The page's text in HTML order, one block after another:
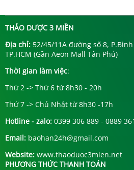
THẢO DƯỢC 3 MIỀN
Địa chỉ: 52/45/11A đường số 8,
TP.HCM (Gần Aeon Mall Tân Phú)
Thời gian làm việc:
Thứ 2 -> Thứ 6 từ 8h30 - 20h
Thứ 7 -> Chủ Nhật từ 8h30 -17h
Hotline - zalo: 0399 306 889 - 0889
Email: baohan24h@gmail.com
Website: www.thaoduoc3mien.net
PHƯƠNG THỨC THANH TOÁN